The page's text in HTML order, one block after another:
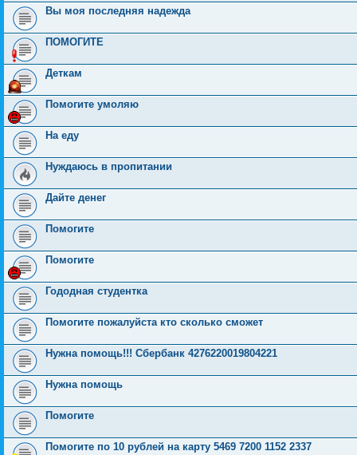
Вы моя последняя надежда
ПОМОГИТЕ
Деткам
Помогите умоляю
На еду
Нуждаюсь в пропитании
Дайте денег
Помогите
Помогите
Гододная студентка
Помогите пожалуйста кто сколько сможет
Нужна помощь!!! Сбербанк 4276220019804221
Нужна помощь
Помогите
Помогите по 10 рублей на карту 5469 7200 1152 2337